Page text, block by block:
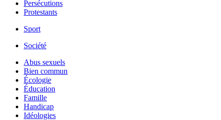
Persécutions
Protestants
Sport
Société
Abus sexuels
Bien commun
Écologie
Éducation
Famille
Handicap
Idéologies